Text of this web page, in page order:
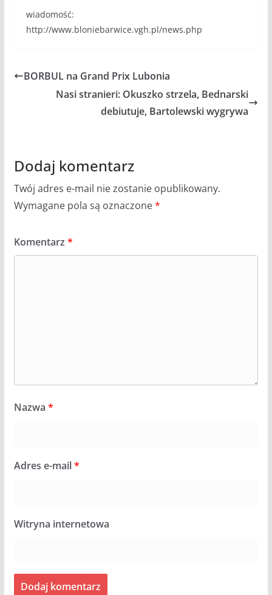
wiadomość:
http://www.bloniebarwice.vgh.pl/news.php
BORBUL na Grand Prix Lubonia
Nasi stranieri: Okuszko strzela, Bednarski
debiutuje, Bartolewski wygrywa
Dodaj komentarz
Twój adres e-mail nie zostanie opublikowany.
Wymagane pola są oznaczone*
Komentarz *
Nazwa *
Adres e-mail*
Witryna internetowa